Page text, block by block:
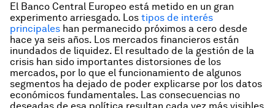
El Banco Central Europeo está metido en un gran
experimento arriesgado. Los tipos de interés
principales han permanecido próximos a cero desde
hace ya seis años. Los mercados financieros están
inundados de liquidez. El resultado de la gestión de la
crisis han sido importantes distorsiones de los
mercados, por lo que el funcionamiento de algunos
segmentos ha dejado de poder explicarse por los datos
económicos fundamentales. Las consecuencias no